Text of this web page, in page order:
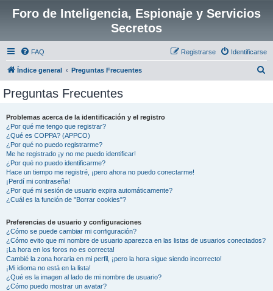
Foro de Inteligencia, Espionaje y Servicios
Secretos
FAQ Identificarse
Registrarse
Índice general Preguntas Frecuentes
Preguntas Frecuentes
Problemas acerca de la identificación y el registro
¿Por qué me tengo que registrar?
¿Qué es COPPA? (APPCO)
¿Por qué no puedo registrarme?
Me he registrado ¡y no me puedo identificar!
¿Por qué no puedo identificarme?
Hace un tiempo me registré, ¡pero ahora no puedo conectarme!
¡Perdí mi contraseña!
¿Por qué mi sesión de usuario expira automáticamente?
¿Cuál es la función de "Borrar cookies"?
Preferencias de usuario y configuraciones
¿Cómo se puede cambiar mi configuración?
¿Cómo evito que mi nombre de usuario aparezca en las listas de usuarios conectados?
¡La hora en los foros no es correcta!
Cambié la zona horaria en mi perfil, ¡pero la hora sigue siendo incorrecto!
¡Mi idioma no está en la lista!
¿Qué es la imagen al lado de mi nombre de usuario?
¿Cómo puedo mostrar un avatar?